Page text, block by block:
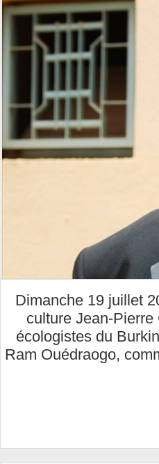
Dimanche 19 juillet
culture Jean-
écologistes du
Ram Ouédraogo,